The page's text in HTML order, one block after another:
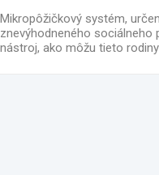
Mikropôžičkový systém,
znevýhodneného sociálneho
nástroj, ako môžu tieto rodiny